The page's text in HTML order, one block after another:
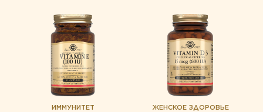
ИММУНИТЕТ ЖЕНСКОЕ ЗДОРОВЬЕ